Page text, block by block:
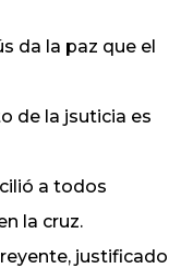
da la paz que el
de la jsuticia es
a todos
la cruz.
justificado